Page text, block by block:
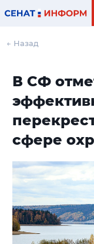
← Назад
В СФ
сфере